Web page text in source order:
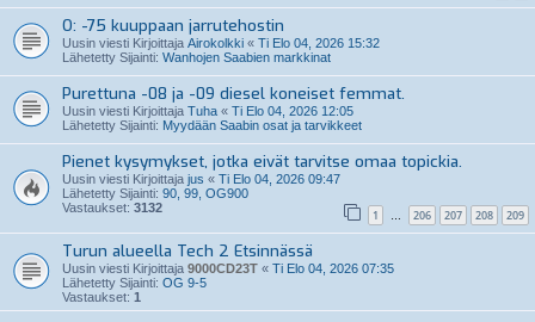
O: -75 kuuppaan jarrutehostin
Uusin viesti Kirjoittaja Airokolkki « Ti Elo 04, 2026 15:32
Lähetetty Sijainti: Wanhojen Saabien markkinat
Purettuna -08 ja -09 diesel koneiset femmat.
Uusin viesti Kirjoittaja Tuha « Ti Elo 04, 2026 12:05
Lähetetty Sijainti: Myydään Saabin osat ja tarvikkeet
Pienet kysymykset, jotka eivät tarvitse omaa topickia.
Uusin viesti Kirjoittaja jus « Ti Elo 04, 2026 09:47
Lähetetty Sijainti: 90, 99, OG900
Vastaukset: 3132 1 … 206 207 208 209
Turun alueella Tech 2 Etsinnässä
Uusin viesti Kirjoittaja 9000CD23T « Ti Elo 04, 2026 07:35
Lähetetty Sijainti: OG 9-5
Vastaukset: 1